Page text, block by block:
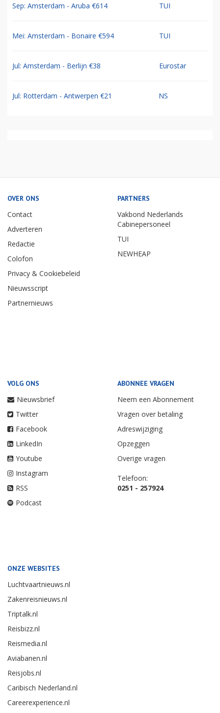
Sep: Amsterdam - Aruba €614 TUI
Mei: Amsterdam - Bonaire €594 TUI
Jul: Amsterdam - Berlijn €38 Eurostar
Jul: Rotterdam - Antwerpen €21 NS
OVER ONS
Contact
Adverteren
Redactie
Colofon
Privacy & Cookiebeleid
Nieuwsscript
Partnernieuws
PARTNERS
Vakbond Nederlands
Cabinepersoneel
TUI
NEWHEAP
VOLG ONS
Nieuwsbrief
Twitter
Facebook
LinkedIn
Youtube
Instagram
RSS
Podcast
ABONNEE VRAGEN
Neem een Abonnement
Vragen over betaling
Adreswijziging
Opzeggen
Overige vragen
Telefoon:
0251 - 257924
ONZE WEBSITES
Luchtvaartnieuws.nl
Zakenreisnieuws.nl
Triptalk.nl
Reisbizz.nl
Reismedia.nl
Aviabanen.nl
Reisjobs.nl
Caribisch Nederland.nl
Careerexperience.nl